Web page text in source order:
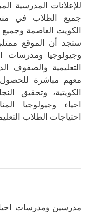
للإعلانات المدرسية
جميع الطلاب في
الكويت العاصمة
ستجد أن الموقع
وجيولوجيا ومدرسات
التعليمية والصفوف
معهم مباشرة
الكويتية، وتحقيق
احياء وجيولوجيا
احتياجات الطلاب
مدرسين ومدرسات